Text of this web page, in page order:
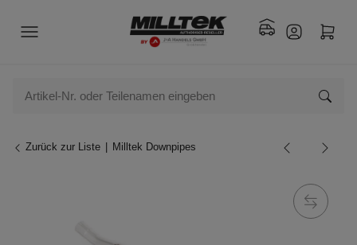
Zurück zur Liste Milltek Downpipes